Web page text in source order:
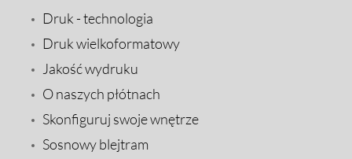
Druk - technologia
Druk wielkoformatowy
Jakość wydruku
O naszych płótnach
Skonfiguruj swoje wnętrze
Sosnowy blejtram